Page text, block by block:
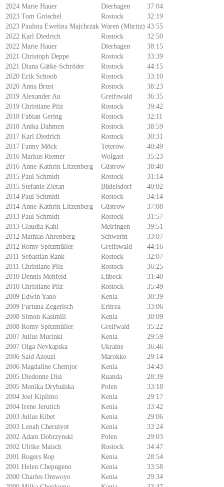
2024 Marie Hauer Dierhagen
37:04
2023 Tom Gröschel Rostock
32:19
2023 Paulina Ewelina Majchrzak Waren (Müritz) 43:55
2022 Karl Diedrich Rostock
32:50
2022 Marie Hauer Dierhagen
38:15
2021 Christoph Deppe Rostock
33:39
2021 Diana Gätke-Schröder Rostock
44:15
2020 Erik Schoob Rostock
33:10
2020 Anna Brust Rostock
38:23
2019 Alexander Au Greifswald
36:35
2019 Christiane Pilz Rostock
39:42
2018 Fabian Gering Rostock
32:11
2018 Anika Dahmen Rostock
38:59
2017 Karl Diedrich Rostock
30:31
2017 Fanny Möck Teterow
40:49
2016 Markus Riemer Wolgast
35:23
2016 Anne-Kathrin Litzenberg Güstrow
38:40
2015 Paul Schmidt Rostock
31:14
2015 Stefanie Zietan Büdelsdorf
40:02
2014 Paul Schmidt Rostock
34:14
2014 Anne-Kathrin Litzenberg Güstrow
37:08
2013 Paul Schmidt Rostock
31:57
2013 Claudia Kahl Meiringen
39:51
2012 Mathias Ahrenberg Schwerin
33:07
2012 Romy Spitzmüller Greifswald
44:16
2011 Sebastian Rank Rostock
32:07
2011 Christiane Pilz Rostock
36:25
2010 Dennis Mehfeld Lübeck
31:40
2010 Christiane Pilz Rostock
35:49
2009 Edwin Yano Kenia
30:39
2009 Furtuna Zegerisch Eritrea
33:06
2008 Simon Kasimili Kenia
30:09
2008 Romy Spitzmüller Greifwald
35:22
2007 Julius Murinki Kenia
29:59
2007 Olga Nevkapska Ukraine
36:46
2006 Said Azouzi Marokko
29:14
2006 Magdaline Chemjor Kenia
34:43
2005 Diedonne Disi Ruanda
28:39
2005 Monika Drybulska Polen
33:18
2004 Joel Kiplimo Kenia
29:17
2004 Irene Jerutich Kenia
33:42
2003 Julius Kibet Kenia
29:06
2003 Lenah Cheruiyot Kenia
33:24
2002 Adam Dobrzynski Polen
29:03
2002 Ulrike Maisch Rostock
34:47
2001 Rogers Rop Kenia
28:54
2001 Helen Chepugeno Kenia
33:58
2000 Charles Omwoyo Kenia
29:34